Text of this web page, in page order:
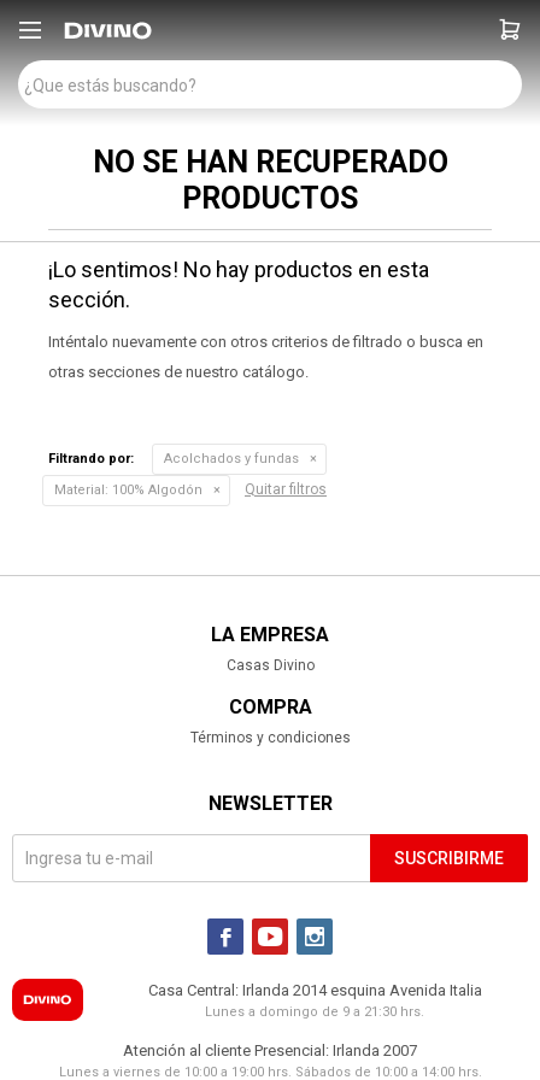

NO SE HAN RECUPERADO
PRODUCTOS
¡Lo sentimos! No hay productos en esta
sección.
Inténtalo nuevamente con otros criterios de filtrado o busca en
otras secciones de nuestro catálogo.
Filtrando por:
Acolchados y fundas
Material: 100% Algodón Quitar filtros
LA EMPRESA
Casas Divino
COMPRA
Términos y condiciones
NEWSLETTER
SUSCRIBIRME
  
Casa Central: Irlanda 2014 esquina Avenida Italia
Lunes a domingo de 9 a 21:30 hrs.
Atención al cliente Presencial: Irlanda 2007
Lunes a viernes de 10:00 a 19:00 hrs. Sábados de 10:00 a 14:00 hrs.